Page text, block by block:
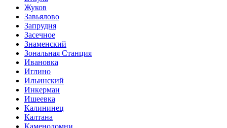
Жуков
Завьялово
Запрудня
Засечное
Знаменский
Зональная Станция
Ивановка
Иглино
Ильинский
Инкерман
Ишеевка
Калининец
Калтана
Каменоломни